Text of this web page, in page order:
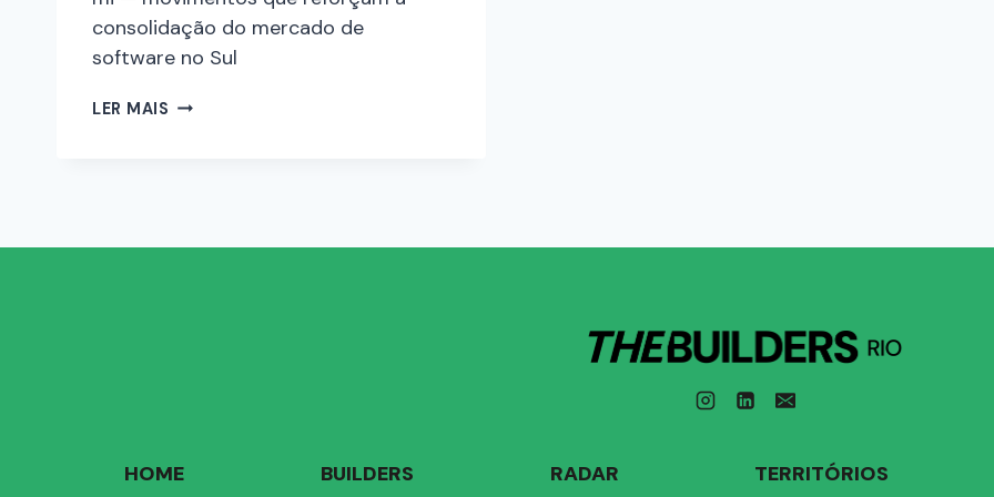
consolidação do mercado de
software no Sul
LER MAIS
HOME BUILDERS RADAR TERRITÓRIOS